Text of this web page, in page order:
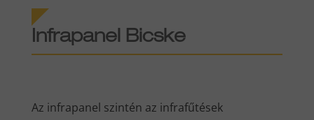
Infrapanel Bicske
Az infrapanel szintén az infrafűtések